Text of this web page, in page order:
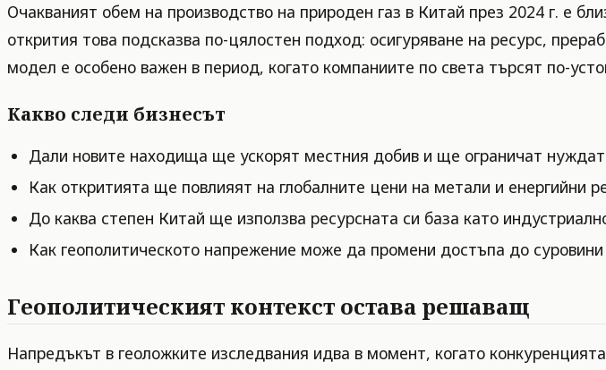
Очакваният обем на производство на природен газ в Китай през 2024 г. е
открития това подсказва по-цялостен подход: осигуряване на ресурс,
модел е особено важен в период, когато компаниите по света търсят по-
Какво следи бизнесът
Дали новите находища ще ускорят местния добив и ще ограничат
Как откритията ще повлияят на глобалните цени на метали и енергийни
До каква степен Китай ще използва ресурсната си база като
Как геополитическото напрежение може да промени достъпа до суровини
Геополитическият контекст остава решаващ
Напредъкът в геоложките изследвания идва в момент, когато